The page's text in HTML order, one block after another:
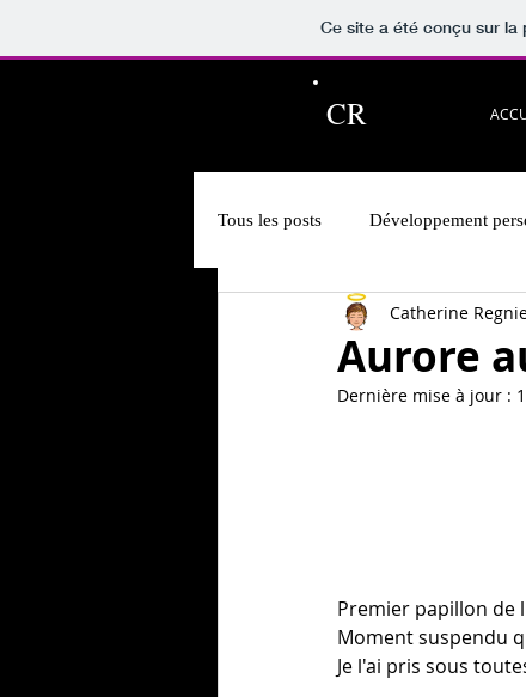
Ce site a été conçu sur
CR
Tous les posts Développement
Lectures à partager! Vidéos
Aurore
Catherine
Dernière mise à jour :
Premier papillon de
Moment suspendu
Je l'ai pris sous